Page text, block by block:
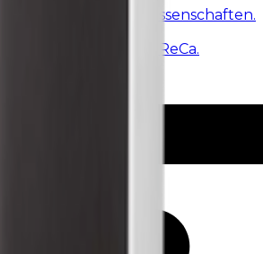
und Genossenschaften.
Restaurants und HoReCa.